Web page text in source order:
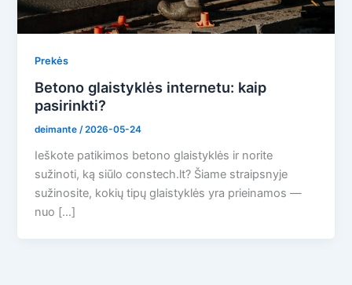
Prekės
Betono glaistyklės internetu: kaip
pasirinkti?
deimante/2026-05-24
Ieškote patikimos betono glaistyklės ir norite
sužinoti, ką siūlo constech.lt? Šiame straipsnyje
sužinosite, kokių tipų glaistyklės yra prieinamos —
nuo […]